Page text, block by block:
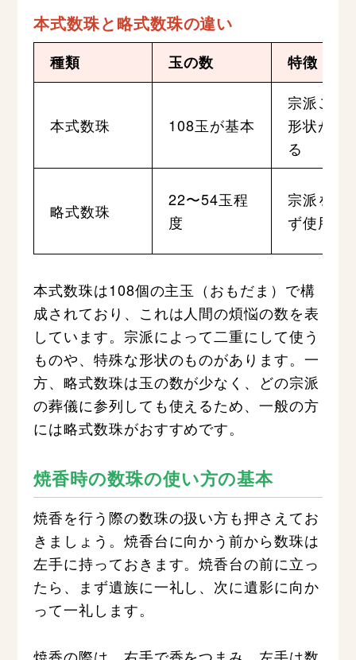
本式数珠と略式数珠の違い
種類 玉の数 特徴
本式数珠 108玉が基本
宗派ごと
形状が異
る
略式数珠
22〜54玉程
度
宗派を問
ず使用可
本式数珠は108個の主玉（おもだま）で構
成されており、これは人間の煩悩の数を表
しています。宗派によって二重にして使う
ものや、特殊な形状のものがあります。一
方、略式数珠は玉の数が少なく、どの宗派
の葬儀に参列しても使えるため、一般の方
には略式数珠がおすすめです。
焼香時の数珠の使い方の基本
焼香を行う際の数珠の扱い方も押さえてお
きましょう。焼香台に向かう前から数珠は
左手に持っておきます。焼香台の前に立っ
たら、まず遺族に一礼し、次に遺影に向か
って一礼します。